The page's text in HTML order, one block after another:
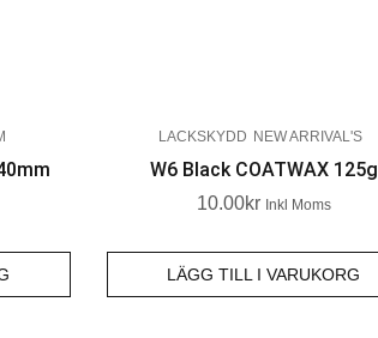
LACKSKYDD NEW ARRIVAL'S
W6 Black COATWAX 125g
10.00Kr Inkl Moms
LÄGG TILL I VARUKORG